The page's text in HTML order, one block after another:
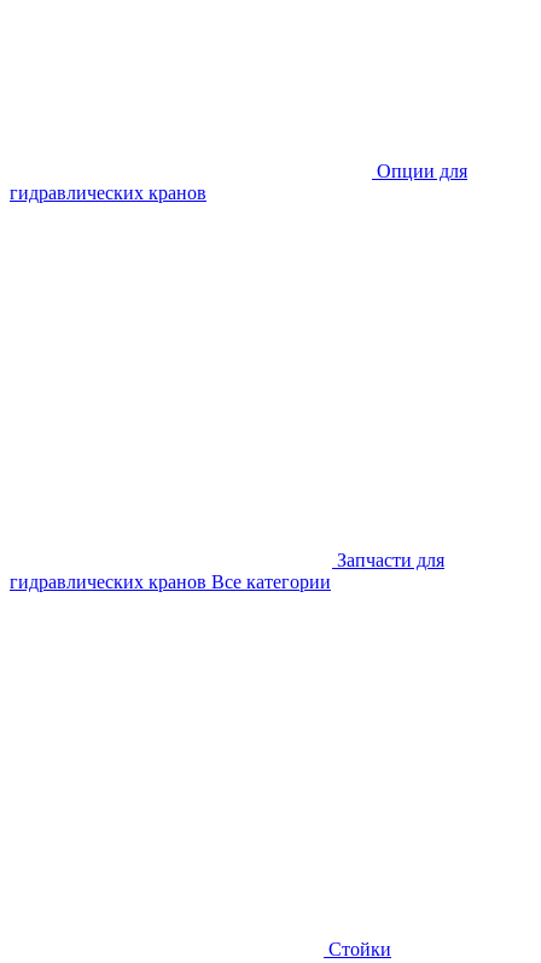
Опции для
гидравлических кранов
Запчасти для
гидравлических кранов Все категории
Стойки